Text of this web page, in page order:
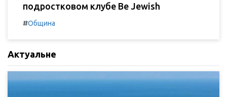
подростковом клубе Be Jewish
#Община
Актуальне